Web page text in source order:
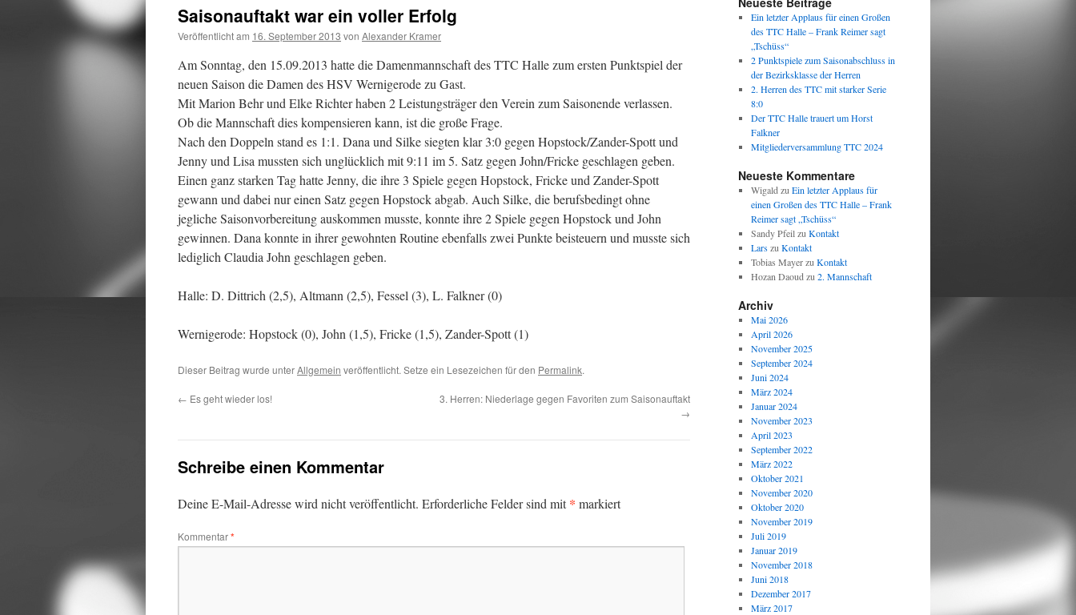
Saisonauftakt war ein voller Erfolg
Veröffentlicht am 16. September 2013 von Alexander Kramer
Am Sonntag, den 15.09.2013 hatte die Damenmannschaft des TTC Halle zum ersten Punktspiel der
neuen Saison die Damen des HSV Wernigerode zu Gast.
Mit Marion Behr und Elke Richter haben 2 Leistungsträger den Verein zum Saisonende verlassen.
Ob die Mannschaft dies kompensieren kann, ist die große Frage.
Nach den Doppeln stand es 1:1. Dana und Silke siegten klar 3:0 gegen Hopstock/Zander-Spott und
Jenny und Lisa mussten sich unglücklich mit 9:11 im 5. Satz gegen John/Fricke geschlagen geben.
Einen ganz starken Tag hatte Jenny, die ihre 3 Spiele gegen Hopstock, Fricke und Zander-Spott
gewann und dabei nur einen Satz gegen Hopstock abgab. Auch Silke, die berufsbedingt ohne
jegliche Saisonvorbereitung auskommen musste, konnte ihre 2 Spiele gegen Hopstock und John
gewinnen. Dana konnte in ihrer gewohnten Routine ebenfalls zwei Punkte beisteuern und musste sich
lediglich Claudia John geschlagen geben.
Halle: D. Dittrich (2,5), Altmann (2,5), Fessel (3), L. Falkner (0)
Wernigerode: Hopstock (0), John (1,5), Fricke (1,5), Zander-Spott (1)
Dieser Beitrag wurde unterAllgemein veröffentlicht. Setze ein Lesezeichen für den Permalink.
← Es geht wieder los!
3. Herren: Niederlage gegen Favoriten zum Saisonauftakt
→
Schreibe einen Kommentar
Deine E-Mail-Adresse wird nicht veröffentlicht. Erforderliche Felder sind mit* markiert
Kommentar*
Ein letzter Applaus für einen Großen
des TTC Halle – Frank Reimer sagt
„Tschüss“
2 Punktspiele zum Saisonabschluss in
der Bezirksklasse der Herren
2. Herren des TTC mit starker Serie
8:0
Der TTC Halle trauert um Horst
Falkner
Mitgliederversammlung TTC 2024
Neueste Kommentare
Wigald zu Ein letzter Applaus für
einen Großen des TTC Halle – Frank
Reimer sagt „Tschüss“
Sandy Pfeilzu Kontakt
Larszu Kontakt
Tobias Mayerzu Kontakt
Hozan Daoud zu 2. Mannschaft
Archiv
Mai 2026
April 2026
November 2025
September 2024
Juni 2024
März 2024
Januar 2024
November 2023
April 2023
September 2022
März 2022
Oktober 2021
November 2020
Oktober 2020
November 2019
Juli 2019
Januar 2019
November 2018
Juni 2018
Dezember 2017
März 2017